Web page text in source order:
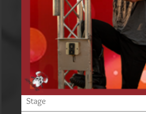
Stage